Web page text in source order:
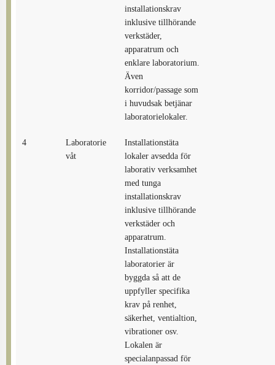
installationskrav
inklusive tillhörande
verkstäder,
apparatrum och
enklare laboratorium.
Även
korridor/passage som
i huvudsak betjänar
laboratorielokaler.
4
Laboratorie
våt
Installationstäta
lokaler avsedda för
laborativ verksamhet
med tunga
installationskrav
inklusive tillhörande
verkstäder och
apparatrum.
Installationstäta
laboratorier är
byggda så att de
uppfyller specifika
krav på renhet,
säkerhet, ventialtion,
vibrationer osv.
Lokalen är
specialanpassad för